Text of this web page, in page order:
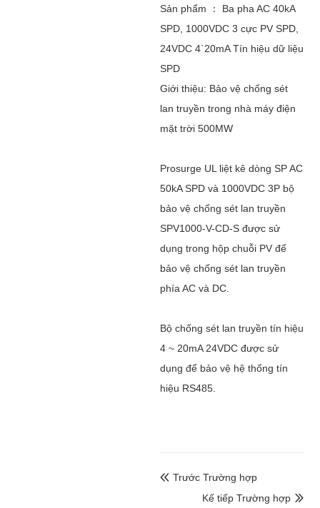
Sản phẩm ： Ba pha AC 40kA
SPD, 1000VDC 3 cực PV SPD,
24VDC 4`20mA Tín hiệu dữ liệu
SPD
Giới thiệu: Bảo vệ chống sét
lan truyền trong nhà máy điện
mặt trời 500MW
Prosurge UL liệt kê dòng SP AC
50kA SPD và 1000VDC 3P bộ
bảo vệ chống sét lan truyền
SPV1000-V-CD-S được sử
dụng trong hộp chuỗi PV để
bảo vệ chống sét lan truyền
phía AC và DC.
Bộ chống sét lan truyền tín hiệu
4 ~ 20mA 24VDC được sử
dụng để bảo vệ hệ thống tín
hiệu RS485.
 Trước Trường hợp

Kế tiếp Trường hợp